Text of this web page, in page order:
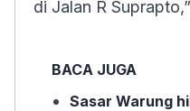
di Jalan R
BACA JUGA
Sasar Warung